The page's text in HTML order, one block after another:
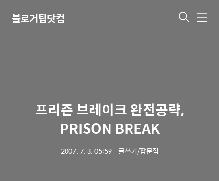
블로거팁닷컴 메
프리즌 브레이크 완전공략,
PRISON BREAK
2007. 7. 3. 05:59ㆍ 글쓰기/잡문집